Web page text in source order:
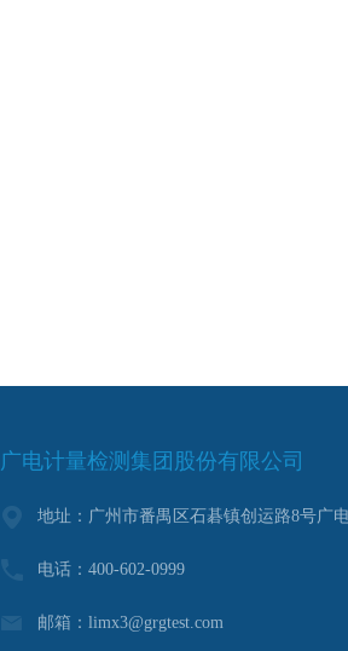
广电计量检测集团股份有限公司
地址：广州市番禺区石碁镇创运路8号广
电话：400-602-0999
邮箱：limx3@grgtest.com